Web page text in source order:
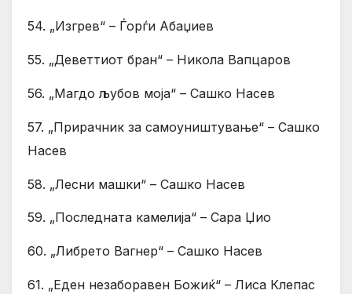
54. „Изгрев“ – Ѓорѓи Абаџиев
55. „Деветтиот бран“ – Никола Вапцаров
56. „Магдо љубов моја“ – Сашко Насев
57. „Прирачник за самоуништување“ – Сашко
Насев
58. „Лесни машки“ – Сашко Насев
59. „Последната камелија“ – Сара Џио
60. „Либрето Вагнер“ – Сашко Насев
61. „Еден незаборавен Божиќ“ – Лиса Клепас